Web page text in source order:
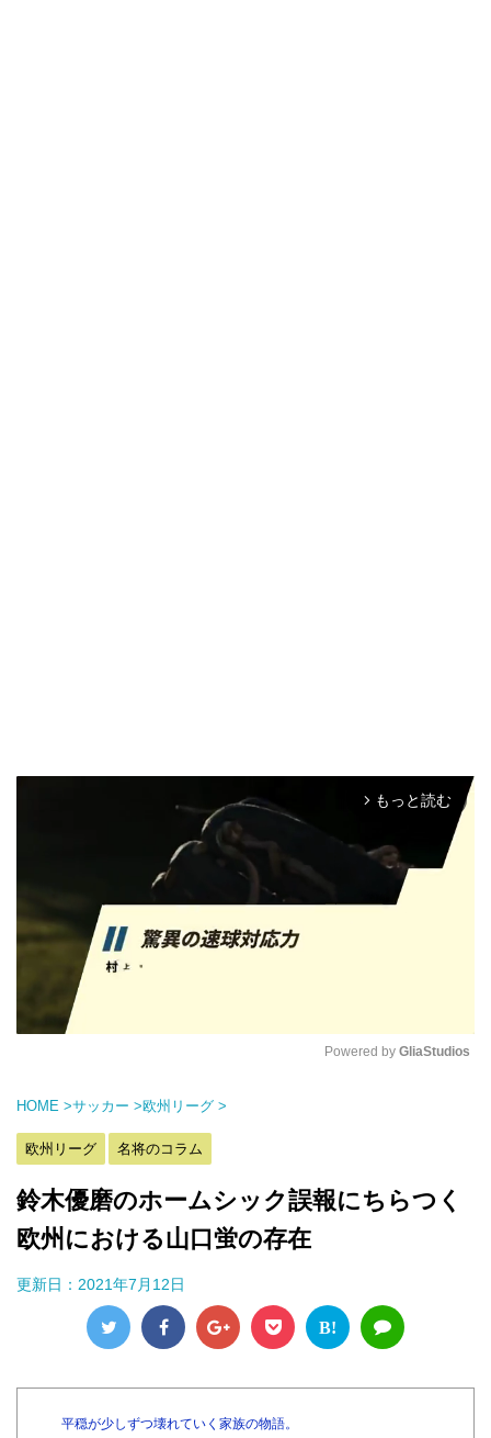
arrow_forward_ios もっと読む
Powered by GliaStudios
HOME >サッカー >欧州リーグ >
欧州リーグ 名将のコラム
鈴木優磨のホームシック誤報にちらつく
欧州における山口蛍の存在
更新日： 2021年7月12日
B!
平穏が少しずつ壊れていく家族の物語。